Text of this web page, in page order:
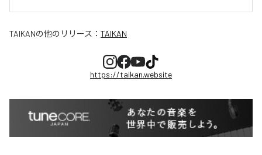
TAIKANの他のリリース： TAIKAN
https://taikan.website